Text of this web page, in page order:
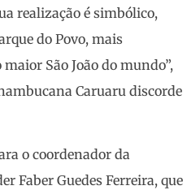
realização é simbólico,
do Povo, mais
São João do mundo”,
Caruaru discorde
o coordenador da
Faber Guedes Ferreira, que